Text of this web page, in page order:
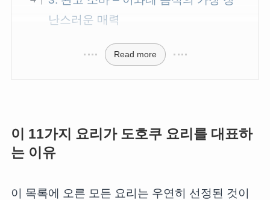
난스러운 매력
Read more
이 11가지 요리가 도호쿠 요리를 대표하
는 이유
이 목록에 오른 모든 요리는 우연히 선정된 것이